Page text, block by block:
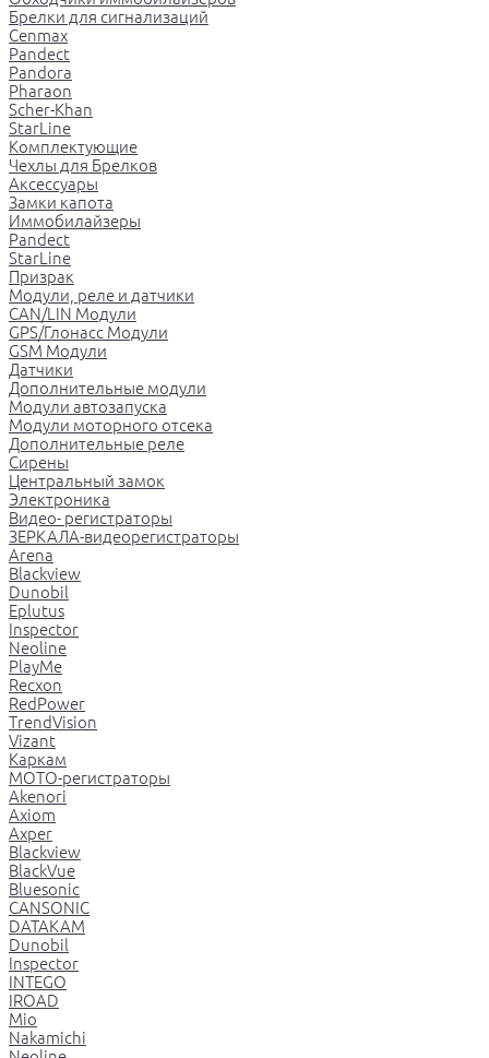
Брелки для сигнализаций
Cenmax
Pandect
Pandora
Pharaon
Scher-Khan
StarLine
Комплектующие
Чехлы для Брелков
Аксессуары
Замки капота
Иммобилайзеры
Pandect
StarLine
Призрак
Модули, реле и датчики
CAN/LIN Модули
GPS/Глонасс Модули
GSM Модули
Датчики
Дополнительные модули
Модули автозапуска
Модули моторного отсека
Дополнительные реле
Сирены
Центральный замок
Электроника
Видео- регистраторы
ЗЕРКАЛА-видеорегистраторы
Arena
Blackview
Dunobil
Eplutus
Inspector
Neoline
PlayMe
Recxon
RedPower
TrendVision
Vizant
Каркам
МОТО-регистраторы
Akenori
Axiom
Axper
Blackview
BlackVue
Bluesonic
CANSONIC
DATAKAM
Dunobil
Inspector
INTEGO
IROAD
Mio
Nakamichi